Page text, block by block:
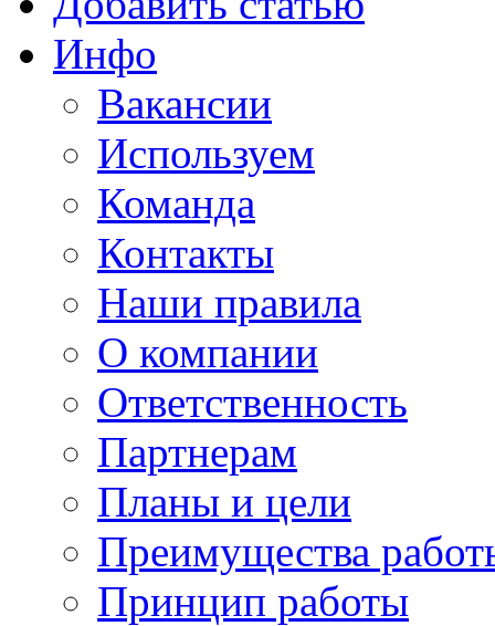
Инфо
Вакансии
Используем
Команда
Контакты
Наши правила
О компании
Ответственность
Партнерам
Планы и цели
Преимущества
Принцип работы